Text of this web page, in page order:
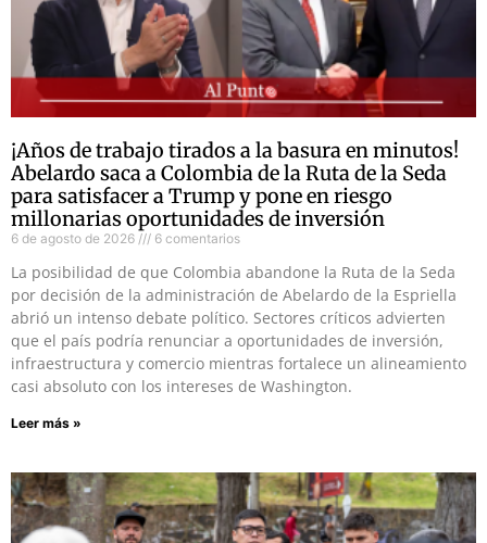
¡Años de trabajo tirados a la basura en minutos!
Abelardo saca a Colombia de la Ruta de la Seda
para satisfacer a Trump y pone en riesgo
millonarias oportunidades de inversión
6 de agosto de 2026 6 comentarios
La posibilidad de que Colombia abandone la Ruta de la Seda
por decisión de la administración de Abelardo de la Espriella
abrió un intenso debate político. Sectores críticos advierten
que el país podría renunciar a oportunidades de inversión,
infraestructura y comercio mientras fortalece un alineamiento
casi absoluto con los intereses de Washington.
Leer más »